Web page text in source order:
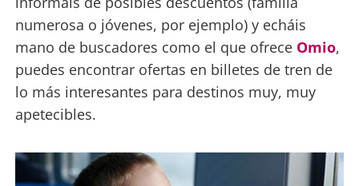
numerosa o jóvenes, por ejemplo) y echáis
mano de buscadores como el que ofrece Omio,
puedes encontrar ofertas en billetes de tren de
lo más interesantes para destinos muy, muy
apetecibles.